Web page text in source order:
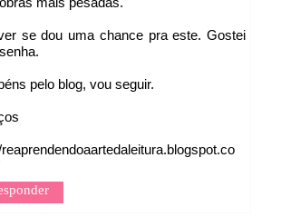
se dou uma chance pra este. Gostei
pelo blog, vou seguir.